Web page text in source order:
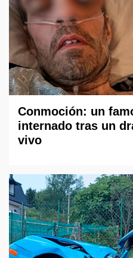
Conmoción: un
internado tras un
vivo